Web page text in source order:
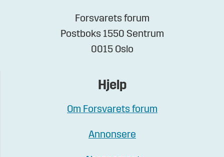
Forsvarets forum
Postboks 1550 Sentrum
0015 Oslo
Hjelp
Om Forsvarets forum
Annonsere